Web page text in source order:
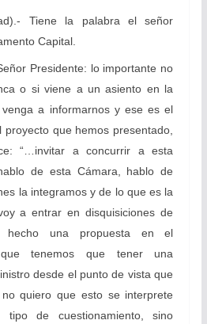
Tiene la palabra el señor
Capital.
Presidente: lo importante no
o si viene a un asiento en la
venga a informarnos y ese es el
que hemos presentado,
“…invitar a concurrir a esta
de esta Cámara, hablo de
la integramos y de lo que es la
a entrar en disquisiciones de
una propuesta en el
que tenemos que tener una
desde el punto de vista que
quiero que esto se interprete
de cuestionamiento, sino